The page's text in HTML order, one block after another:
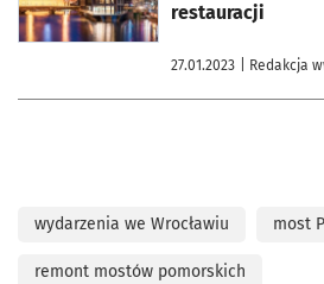
restauracji
27.01.2023 | Redakcja
wydarzenia we Wrocławiu most
remont mostów pomorskich